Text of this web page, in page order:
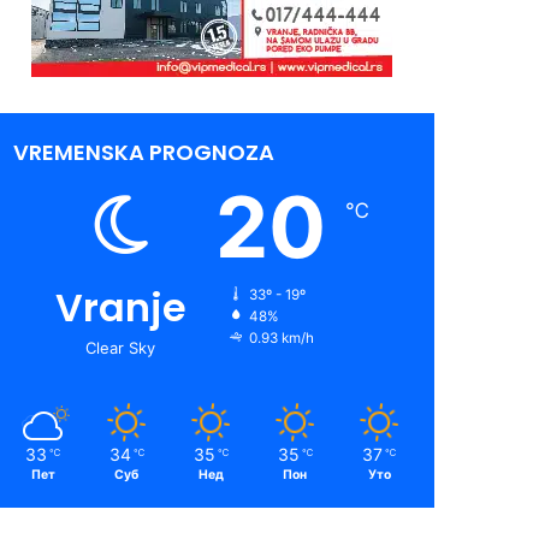
VREMENSKA PROGNOZA
Vranje
Clear Sky
20 ℃
33º - 19º
48%
0.93 km/h
33 ℃
Пет
34 ℃
Суб
35 ℃
Нед
35 ℃
Пон
37 ℃
Уто